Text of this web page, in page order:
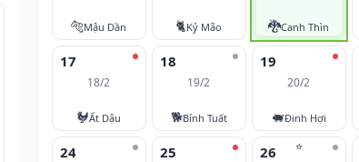
🐅Mậu Dần 🐈Kỷ Mão 🐉Canh Thìn
17
18/2
🐓Ất Dậu
18
19/2
🐕Bính Tuất
19
20/2
🐖Đinh Hợi
24 25 ⭐
26